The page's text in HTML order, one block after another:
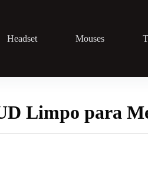
Headset Mouses
Limpo para